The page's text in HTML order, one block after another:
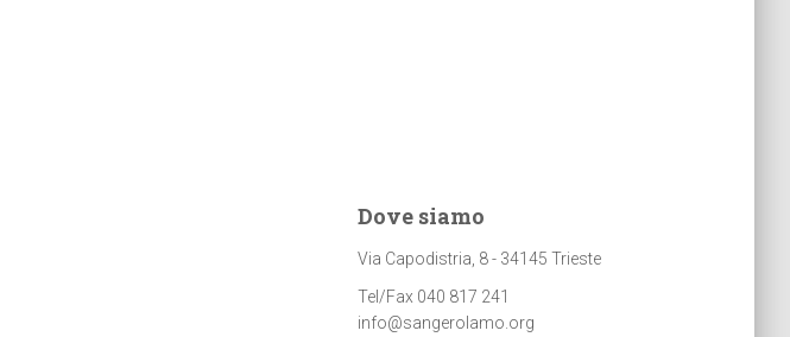
Dove siamo
Via Capodistria, 8 - 34145 Trieste
Tel/Fax 040 817 241
info@sangerolamo.org